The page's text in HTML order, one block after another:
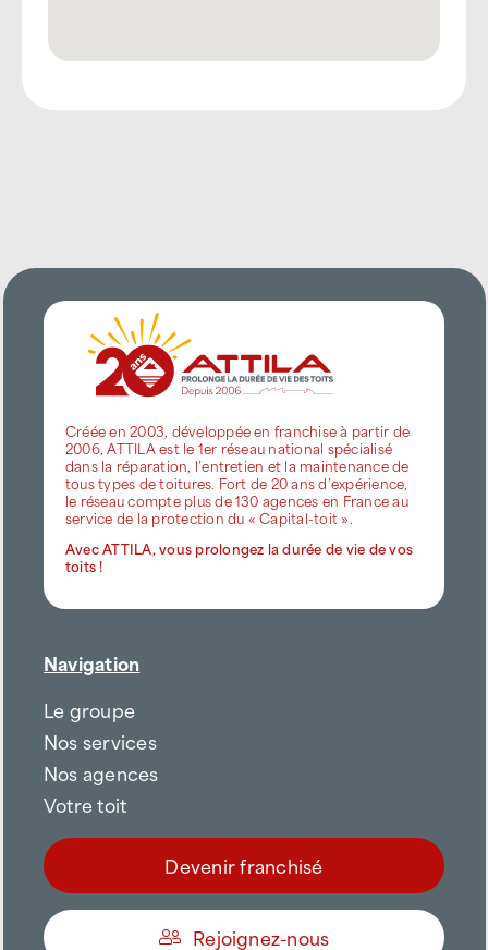
Créée en 2003, développée en franchise à partir de
2006, ATTILA est le 1er réseau national spécialisé
dans la réparation, l’entretien et la maintenance de
tous types de toitures. Fort de 20 ans d’expérience,
le réseau compte plus de 130 agences en France au
service de la protection du « Capital-toit ».
Avec ATTILA, vous prolongez la durée de vie de vos
toits !
Navigation
Le groupe
Nos services
Nos agences
Votre toit
Devenir franchisé
Rejoignez-nous